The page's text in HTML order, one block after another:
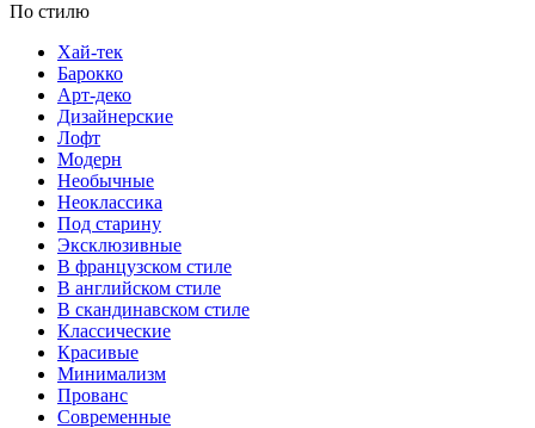
По стилю
Хай-тек
Барокко
Арт-деко
Дизайнерские
Лофт
Модерн
Необычные
Неоклассика
Под старину
Эксклюзивные
В французском стиле
В английском стиле
В скандинавском стиле
Классические
Красивые
Минимализм
Прованс
Современные